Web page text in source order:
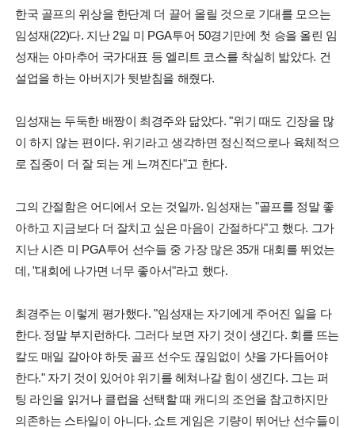
한국 골프의 위상을 한단계 더 끌어 올릴 것으로 기대를 모으는
임성재(22)다. 지난 2일 미 PGA투어 50경기만에 첫 승을 올린 임
성재는 아마추어 국가대표 등 엘리트 코스를 착실히 밟았다. 건
설업을 하는 아버지가 뒷받침을 해줬다.
임성재는 두둑한 배짱이 최경주와 닮았다. "위기 때도 긴장을 많
이 하지 않는 편이다. 위기라고 생각하면 정신적으로나 육체적으
로 집중이 더 잘 되는 게 느껴진다"고 한다.
그의 간절함은 어디에서 오는 것일까. 임성재는 "골프를 정말 좋
아하고 지금보다 더 잘치고 싶은 마음이 간절하다"고 했다. 그가
지난 시즌 미 PGA투어 선수들 중 가장 많은 35개 대회를 뛰었는
데, "대회에 나가면 너무 좋아서"라고 했다.
최경주는 이렇게 평가했다. "임성재는 자기에게 주어진 일을 다
한다. 정말 부지런하다. 그러다 보면 자기 것이 생긴다. 회를 뜨는
칼도 매일 갈아야 하듯 골프 선수도 끊임없이 샷을 가다듬어야
한다." 자기 것이 있어야 위기를 헤쳐나갈 힘이 생긴다. 그는 퍼
팅 라인을 읽거나 클럽을 선택할 때 캐디의 조언을 참고하지만
의존하는 스타일이 아니다. 쇼트 게임은 기량이 뛰어난 선수들이